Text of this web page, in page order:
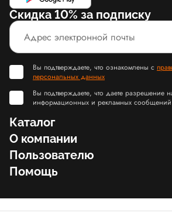
Скидка 10% за подписку
Вы подтверждаете, что ознакомлены с
персональных данных
Вы подтверждаете, что даете разрешение
информационных и рекламных сообщений
Каталог
О компании
Пользователю
Помощь